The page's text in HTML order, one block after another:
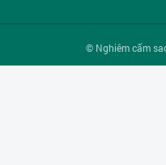
© Nghiêm cấm